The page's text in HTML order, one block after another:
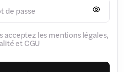
acceptez les mentions légales,
et CGU